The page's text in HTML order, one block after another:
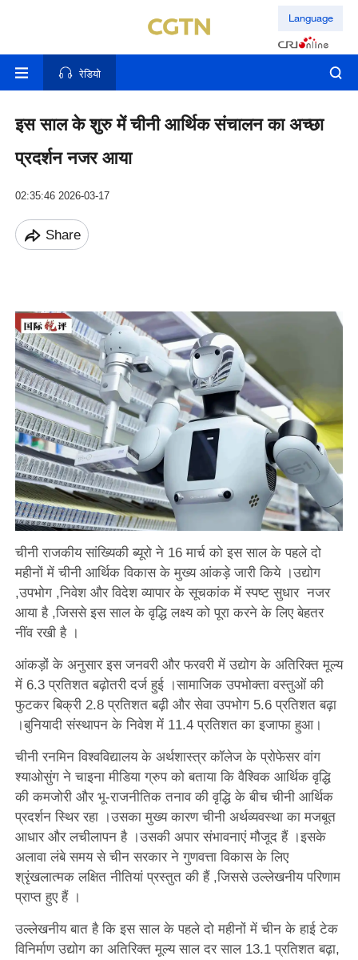
Language
रेडियो
इस साल के शुरु में चीनी आर्थिक संचालन का अच्छा
प्रदर्शन नजर आया
02:35:46 2026-03-17
Share
चीनी राजकीय सांख्यिकी ब्यूरो ने 16 मार्च को इस साल के पहले दो
महीनों में चीनी आर्थिक विकास के मुख्य आंकड़े जारी किये ।उद्योग
,उपभोग ,निवेश और विदेश व्यापार के सूचकांक में स्पष्ट सुधार नजर
आया है ,जिससे इस साल के वृद्धि लक्ष्य को पूरा करने के लिए बेहतर
नींव रखी है ।
आंकड़ों के अनुसार इस जनवरी और फरवरी में उद्योग के अतिरिक्त मूल्य
में 6.3 प्रतिशत बढ़ोतरी दर्ज हुई ।सामाजिक उपभोक्ता वस्तुओं की
फुटकर बिक्री 2.8 प्रतिशत बढ़ी और सेवा उपभोग 5.6 प्रतिशत बढ़ा
।बुनियादी संस्थापन के निवेश में 11.4 प्रतिशत का इजाफा हुआ।
चीनी रनमिन विश्वविद्यालय के अर्थशास्त्र कॉलेज के प्रोफेसर वांग
श्याओसुंग ने चाइना मीडिया ग्रुप को बताया कि वैश्विक आर्थिक वृद्धि
की कमजोरी और भू-राजनीतिक तनाव की वृद्धि के बीच चीनी आर्थिक
प्रदर्शन स्थिर रहा ।उसका मुख्य कारण चीनी अर्थव्यवस्था का मजबूत
आधार और लचीलापन है ।उसकी अपार संभावनाएं मौजूद हैं ।इसके
अलावा लंबे समय से चीन सरकार ने गुणवत्ता विकास के लिए
श्रृंखलात्मक लक्षित नीतियां प्रस्तुत की हैं ,जिससे उल्लेखनीय परिणाम
प्राप्त हुए हैं ।
उल्लेखनीय बात है कि इस साल के पहले दो महीनों में चीन के हाई टेक
विनिर्माण उद्योग का अतिरिक्त मूल्य साल दर साल 13.1 प्रतिशत बढ़ा,